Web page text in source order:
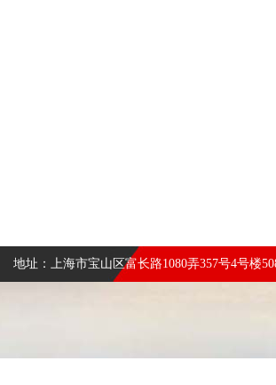
地址：上海市宝山区富长路1080弄357号4号楼